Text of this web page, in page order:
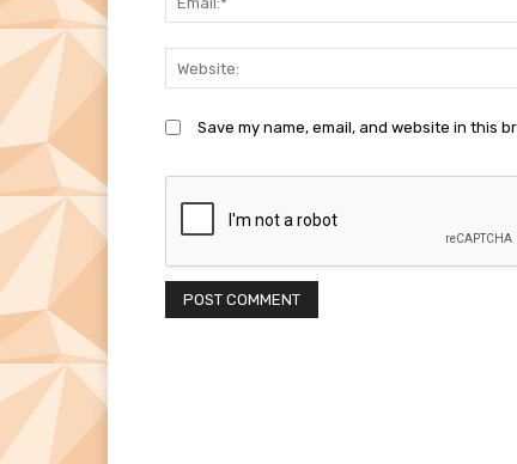
Save my name, email, and website in this